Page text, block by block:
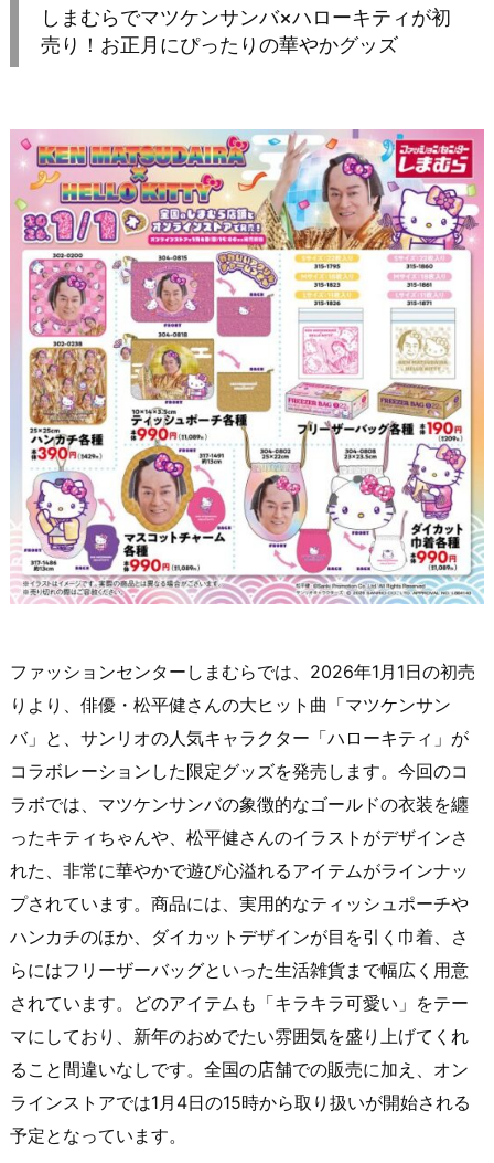
しまむらでマツケンサンバ×ハローキティが初
売り！お正月にぴったりの華やかグッズ
ファッションセンターしまむらでは、2026年1月1日の初売
りより、俳優・松平健さんの大ヒット曲「マツケンサン
バ」と、サンリオの人気キャラクター「ハローキティ」が
コラボレーションした限定グッズを発売します。今回のコ
ラボでは、マツケンサンバの象徴的なゴールドの衣装を纏
ったキティちゃんや、松平健さんのイラストがデザインさ
れた、非常に華やかで遊び心溢れるアイテムがラインナッ
プされています。商品には、実用的なティッシュポーチや
ハンカチのほか、ダイカットデザインが目を引く巾着、さ
らにはフリーザーバッグといった生活雑貨まで幅広く用意
されています。どのアイテムも「キラキラ可愛い」をテー
マにしており、新年のおめでたい雰囲気を盛り上げてくれ
ること間違いなしです。全国の店舗での販売に加え、オン
ラインストアでは1月4日の15時から取り扱いが開始される
予定となっています。